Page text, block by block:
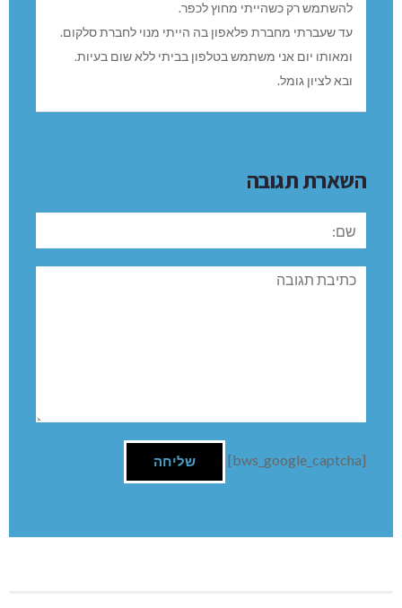
להשתמש רק כשהייתי מחוץ לכפר.
עד שעברתי מחברת פלאפון בה הייתי מנוי לחברת סלקום.
ומאותו יום אני משתמש בטלפון בביתי ללא שום בעיות.
ובא לציון גומל.
השארת תגובה
תגובה
[bws_google_captcha]